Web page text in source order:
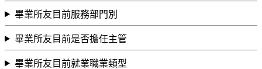
畢業所友目前服務部門別
畢業所友目前是否擔任主管
畢業所友目前就業職業類型